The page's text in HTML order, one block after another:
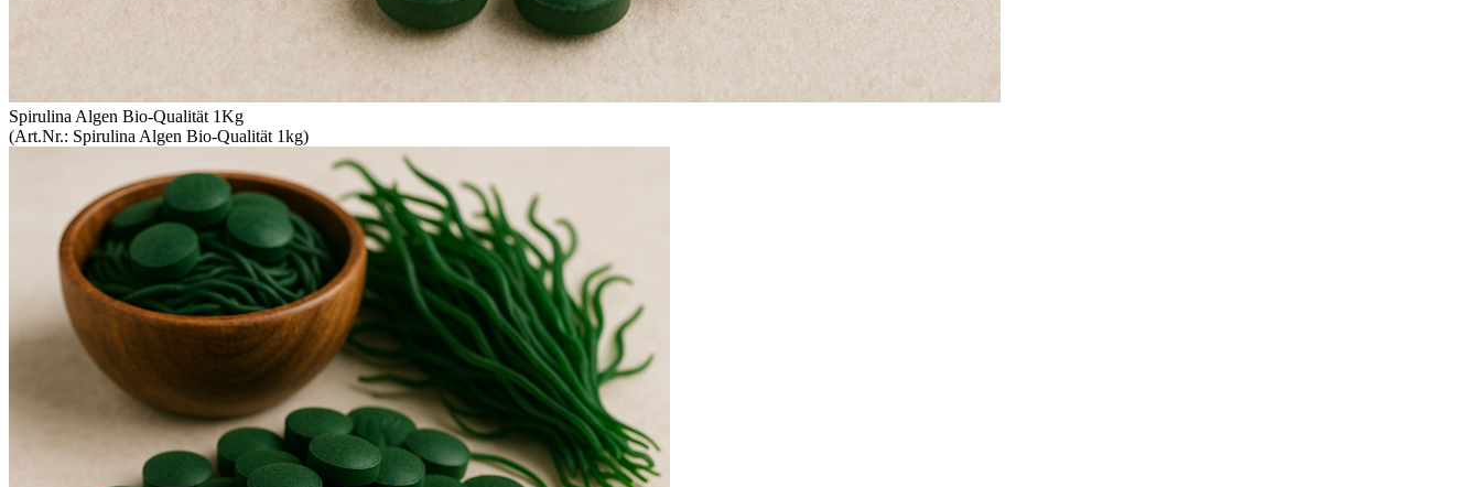
Spirulina Algen Bio-Qualität 1Kg
(Art.Nr.: Spirulina Algen Bio-Qualität 1kg)